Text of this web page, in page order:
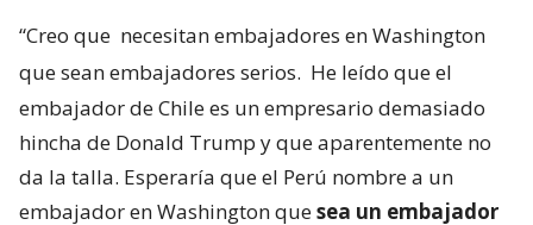
“Creo que necesitan embajadores en Washington
que sean embajadores serios. He leído que el
embajador de Chile es un empresario demasiado
hincha de Donald Trump y que aparentemente no
da la talla. Esperaría que el Perú nombre a un
embajador en Washington quesea un embajador